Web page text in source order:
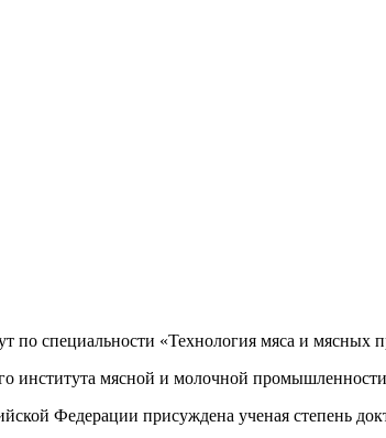
по специальности «Технология мяса и мясных
института мясной и молочной
Федерации присуждена ученая степень